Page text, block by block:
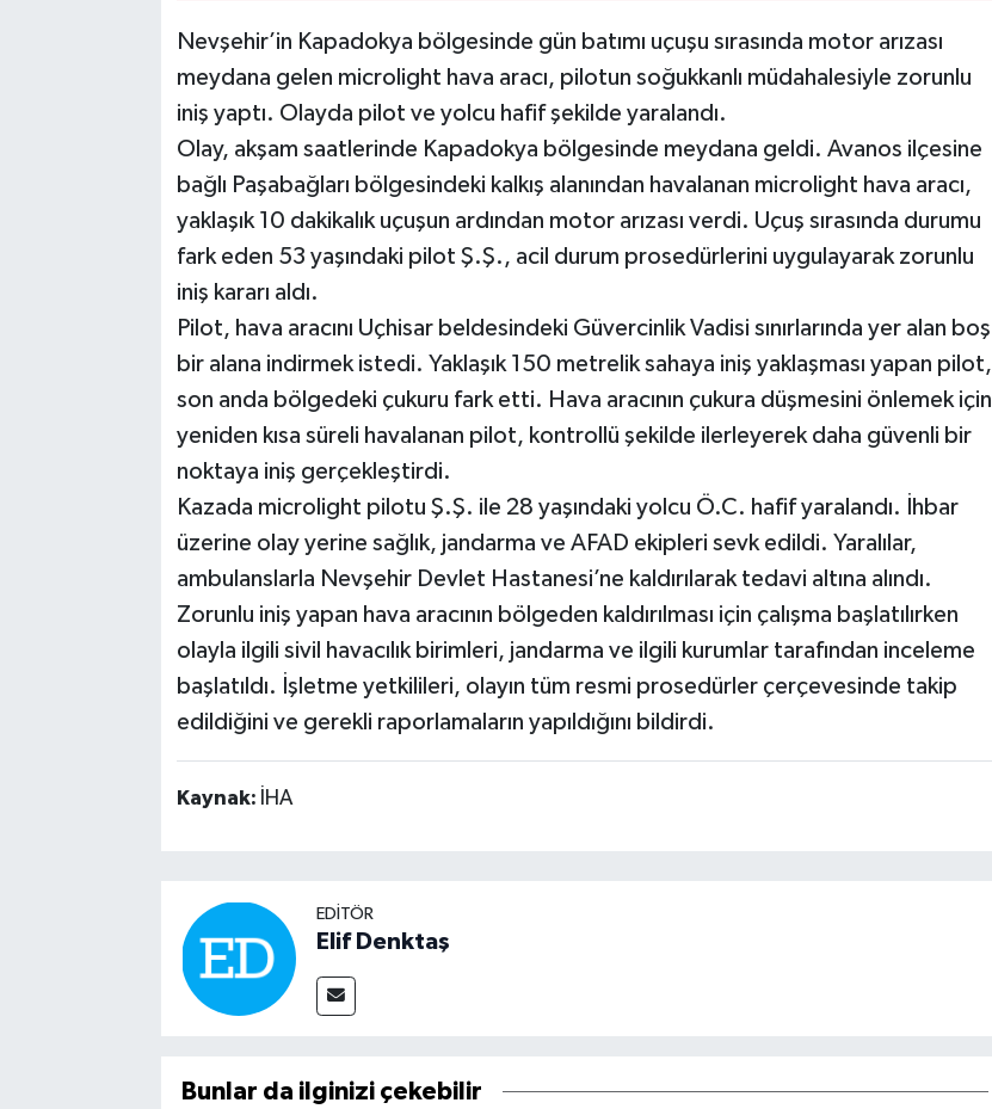
Nevşehir’in Kapadokya bölgesinde gün batımı uçuşu sırasında motor arızası
meydana gelen microlight hava aracı, pilotun soğukkanlı müdahalesiyle zorunlu
iniş yaptı. Olayda pilot ve yolcu hafif şekilde yaralandı.
Olay, akşam saatlerinde Kapadokya bölgesinde meydana geldi. Avanos ilçesine
bağlı Paşabağları bölgesindeki kalkış alanından havalanan microlight hava aracı,
yaklaşık 10 dakikalık uçuşun ardından motor arızası verdi. Uçuş sırasında durumu
fark eden 53 yaşındaki pilot Ş.Ş., acil durum prosedürlerini uygulayarak zorunlu
iniş kararı aldı.
Pilot, hava aracını Uçhisar beldesindeki Güvercinlik Vadisi sınırlarında yer alan boş
bir alana indirmek istedi. Yaklaşık 150 metrelik sahaya iniş yaklaşması yapan pilot,
son anda bölgedeki çukuru fark etti. Hava aracının çukura düşmesini önlemek için
yeniden kısa süreli havalanan pilot, kontrollü şekilde ilerleyerek daha güvenli bir
noktaya iniş gerçekleştirdi.
Kazada microlight pilotu Ş.Ş. ile 28 yaşındaki yolcu Ö.C. hafif yaralandı. İhbar
üzerine olay yerine sağlık, jandarma ve AFAD ekipleri sevk edildi. Yaralılar,
ambulanslarla Nevşehir Devlet Hastanesi’ne kaldırılarak tedavi altına alındı.
Zorunlu iniş yapan hava aracının bölgeden kaldırılması için çalışma başlatılırken
olayla ilgili sivil havacılık birimleri, jandarma ve ilgili kurumlar tarafından inceleme
başlatıldı. İşletme yetkilileri, olayın tüm resmi prosedürler çerçevesinde takip
edildiğini ve gerekli raporlamaların yapıldığını bildirdi.
Kaynak: İHA
EDITÖR
Elif Denktaş
Bunlar da ilginizi çekebilir